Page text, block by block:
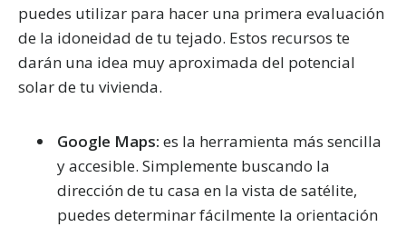
puedes utilizar para hacer una primera evaluación
de la idoneidad de tu tejado. Estos recursos te
darán una idea muy aproximada del potencial
solar de tu vivienda.
Google Maps: es la herramienta más sencilla
y accesible. Simplemente buscando la
dirección de tu casa en la vista de satélite,
puedes determinar fácilmente la orientación